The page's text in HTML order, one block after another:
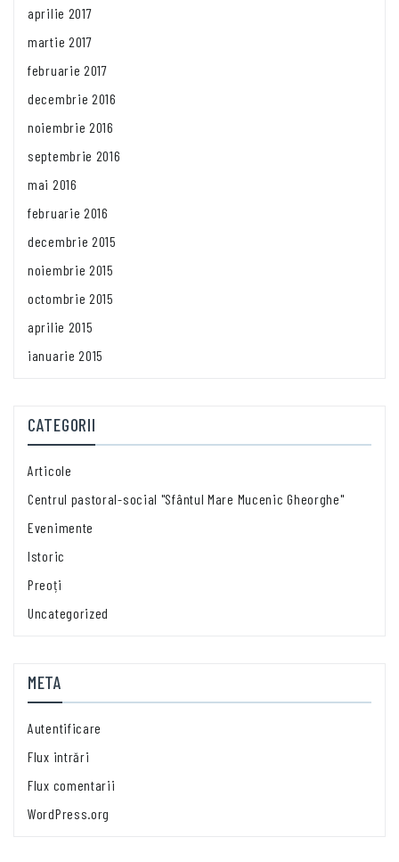
aprilie 2017
martie 2017
februarie 2017
decembrie 2016
noiembrie 2016
septembrie 2016
mai 2016
februarie 2016
decembrie 2015
noiembrie 2015
octombrie 2015
aprilie 2015
ianuarie 2015
CATEGORII
Articole
Centrul pastoral-social "Sfântul Mare Mucenic Gheorghe"
Evenimente
Istoric
Preoți
Uncategorized
META
Autentificare
Flux intrări
Flux comentarii
WordPress.org